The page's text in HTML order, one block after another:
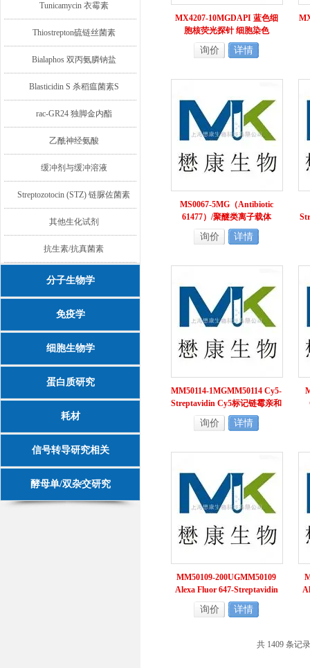
Tunicamycin 衣霉素
Thiostrepton硫链丝菌素
Bialaphos 双丙氨膦钠盐
Blasticidin S 杀稻瘟菌素S
rac-GR24 独脚金内酯
乙酰神经氨酸
缓冲剂与缓冲溶液
Streptozotocin (STZ) 链脲佐菌素
其他生化试剂
抗生素/抗真菌素
分子生物学
免疫学
细胞生物学
蛋白质研究
耗材
信号转导研究相关
酵母单/双杂交研究
MX4207-10MGDAPI 蓝色细
胞核荧光探针 细胞染色
询价 详情
MS0067-5MG（Antibiotic
61477）/聚醚类离子载体
询价 详情
MM50114-1MGMM50114 Cy5-
Streptavidin Cy5标记链霉亲和
素
询价 详情
MM50109-200UGMM50109
Alexa Fluor 647-Streptavidin
链霉亲和素
询价 详情
共 1409 条记